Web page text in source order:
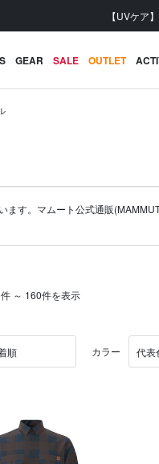
会員
GEAR SALE OUTLET
す。マムート公式通販
～ 160件を表示
カラー